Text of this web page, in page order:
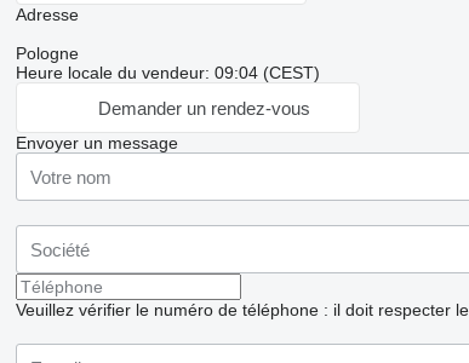
Adresse
Pologne
Heure locale du vendeur: 09:04 (CEST)
Demander un rendez-vous
Envoyer un message
Veuillez vérifier le numéro de téléphone : il doit respecter